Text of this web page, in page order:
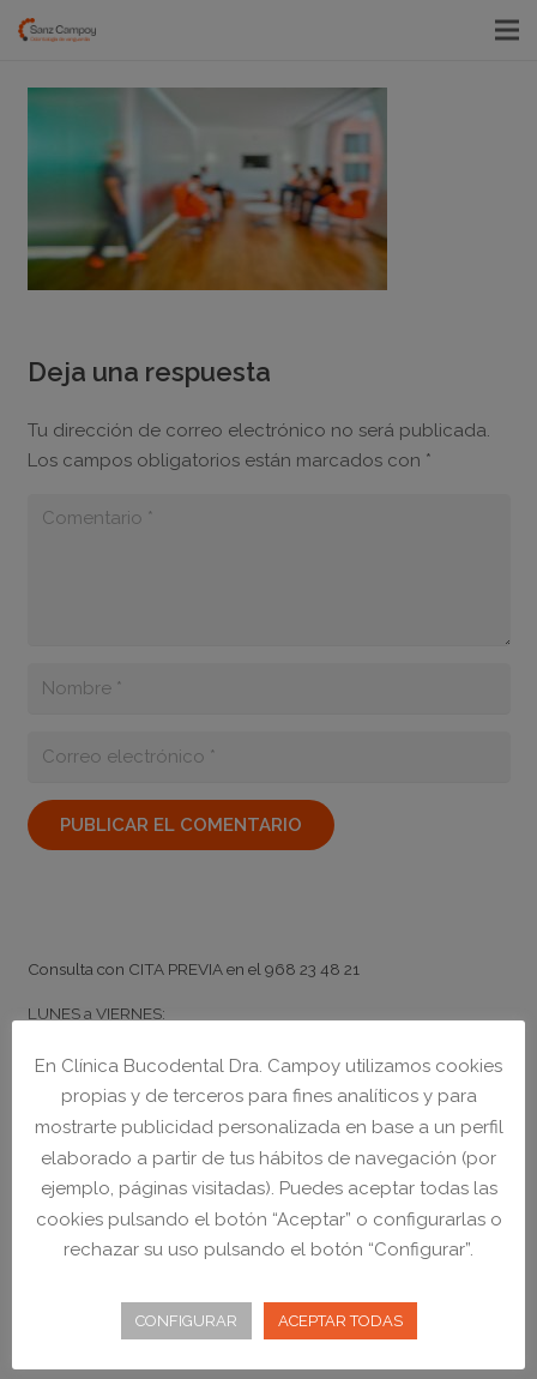
Deja una respuesta
Tu dirección de correo electrónico no será publicada.
Los campos obligatorios están marcados con *
PUBLICAR EL COMENTARIO
Consulta con CITA PREVIAen el 968 23 48 21
LUNES a VIERNES:
Noticias
En Clínica Bucodental Dra. Campoy utilizamos cookies
propias y de terceros para fines analíticos y para
mostrarte publicidad personalizada en base a un perfil
elaborado a partir de tus hábitos de navegación (por
ejemplo, páginas visitadas). Puedes aceptar todas las
cookies pulsando el botón “Aceptar” o configurarlas o
rechazar su uso pulsando el botón “Configurar”.
CONFIGURAR ACEPTAR TODAS